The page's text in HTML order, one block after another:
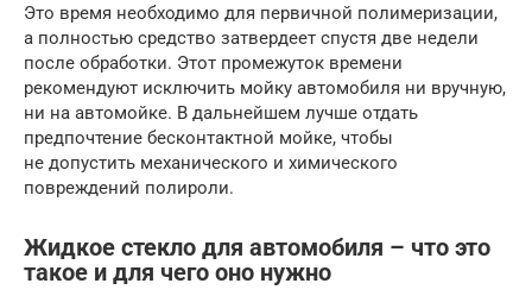
Это время необходимо для первичной полимеризации,
а полностью средство затвердеет спустя две недели
после обработки. Этот промежуток времени
рекомендуют исключить мойку автомобиля ни вручную,
ни на автомойке. В дальнейшем лучше отдать
предпочтение бесконтактной мойке, чтобы
не допустить механического и химического
повреждений полироли.
Жидкое стекло для автомобиля – что это
такое и для чего оно нужно